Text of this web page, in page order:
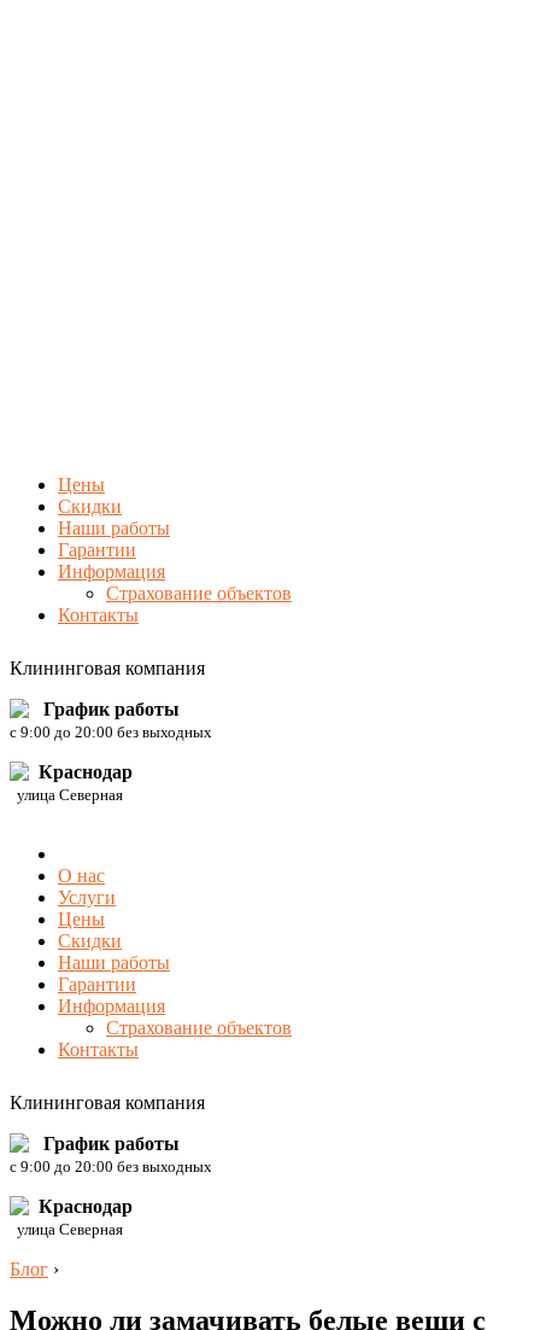
Цены
Скидки
Наши работы
Гарантии
Информация
Страхование объектов
Контакты
Клининговая компания
График работы
c 9:00 до 20:00 без выходных
Краснодар
улица Северная
О нас
Услуги
Цены
Скидки
Наши работы
Гарантии
Информация
Страхование объектов
Контакты
Клининговая компания
График работы
c 9:00 до 20:00 без выходных
Краснодар
улица Северная
Блог ›
Можно ли замачивать белые вещи с